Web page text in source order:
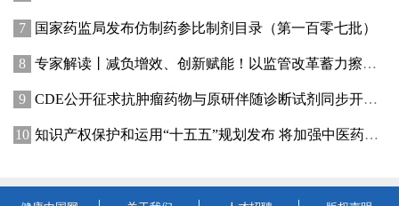
国家药监局发布仿制药参比制剂目录（第一百零七批）
专家解读丨减负增效、创新赋能！以监管改革蓄力擦亮“渝妆”产业名片
CDE公开征求抗肿瘤药物与原研伴随诊断试剂同步开发有关事项意见
知识产权保护和运用“十五五”规划发布 将加强中医药知识产权保护